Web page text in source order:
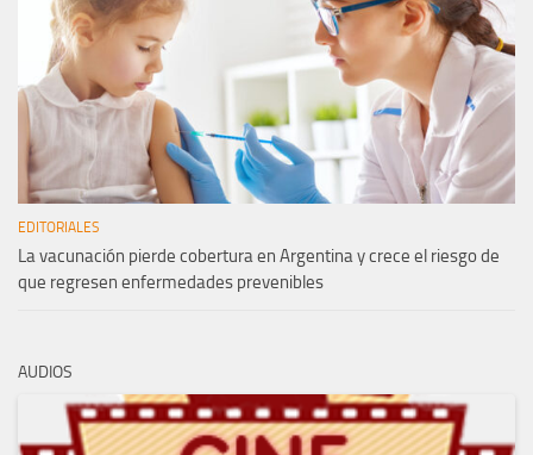
EDITORIALES
La vacunación pierde cobertura en Argentina y crece el riesgo de
que regresen enfermedades prevenibles
AUDIOS